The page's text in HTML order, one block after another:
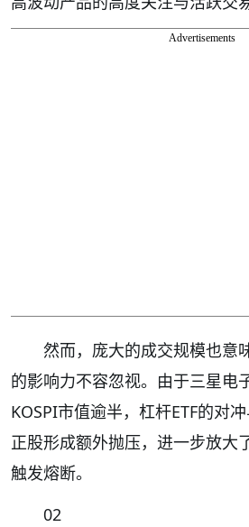
Advertisements
然而，庞大的成交规模也意
的影响力不容忽视。由于三星电
KOSPI市值逾半，杠杆ETF的对
正股形成额外抛压，进一步放大
触发熔断。
02